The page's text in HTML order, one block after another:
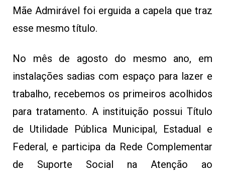
Mãe Admirável foi erguida a capela que traz
esse mesmo título.
No mês de agosto do mesmo ano, em
instalações sadias com espaço para lazer e
trabalho, recebemos os primeiros acolhidos
para tratamento. A instituição possui Título
de Utilidade Pública Municipal, Estadual e
Federal, e participa da Rede Complementar
de Suporte Social na Atenção ao